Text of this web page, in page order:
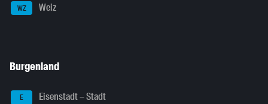
WZ Weiz
Burgenland
E Eisenstadt – Stadt